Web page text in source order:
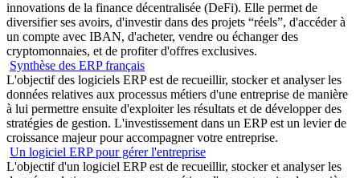
innovations de la finance décentralisée (DeFi). Elle permet de
diversifier ses avoirs, d'investir dans des projets “réels”, d'accéder à
un compte avec IBAN, d'acheter, vendre ou échanger des
cryptomonnaies, et de profiter d'offres exclusives.
Synthèse des ERP français
L'objectif des logiciels ERP est de recueillir, stocker et analyser les
données relatives aux processus métiers d'une entreprise de manière
à lui permettre ensuite d'exploiter les résultats et de développer des
stratégies de gestion. L'investissement dans un ERP est un levier de
croissance majeur pour accompagner votre entreprise.
Un logiciel ERP pour gérer l'entreprise
L'objectif d'un logiciel ERP est de recueillir, stocker et analyser les